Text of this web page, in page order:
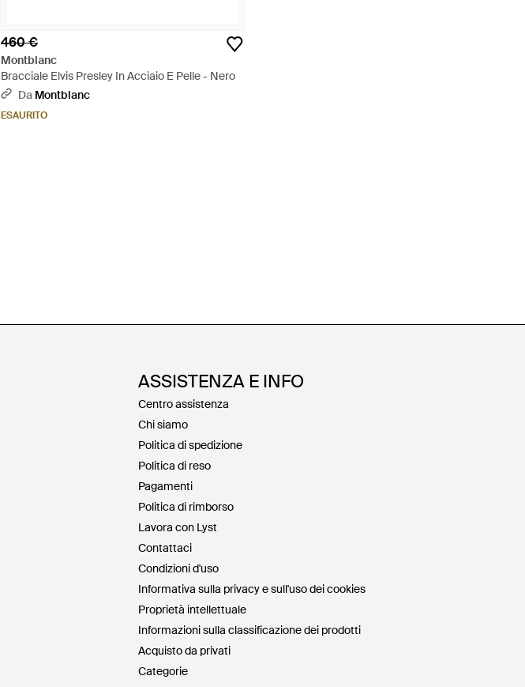
460 €
Montblanc
Bracciale Elvis Presley In Acciaio E Pelle - Nero
Da Montblanc
ESAURITO
ASSISTENZA E INFO
Centro assistenza
Chi siamo
Politica di spedizione
Politica di reso
Pagamenti
Politica di rimborso
Lavora con Lyst
Contattaci
Condizioni d'uso
Informativa sulla privacy e sull'uso dei cookies
Proprietà intellettuale
Informazioni sulla classificazione dei prodotti
Acquisto da privati
Categorie